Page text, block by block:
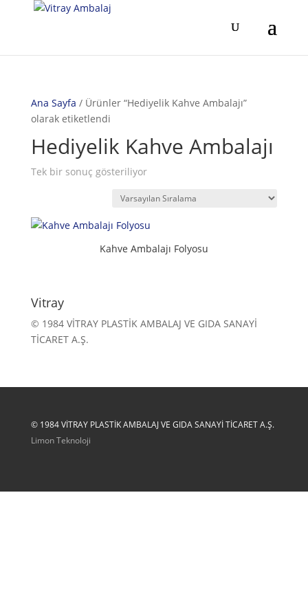
Ana Sayfa / Ürünler “Hediyelik Kahve Ambalajı”
olarak etiketlendi
Hediyelik Kahve Ambalajı
Tek bir sonuç gösteriliyor
Kahve Ambalajı Folyosu
Vitray
© 1984 VİTRAY PLASTİK AMBALAJ VE GIDA SANAYİ
TİCARET A.Ş.
© 1984 VİTRAY PLASTİK AMBALAJ VE GIDA SANAYİ TİCARET A.Ş.
Limon Teknoloji